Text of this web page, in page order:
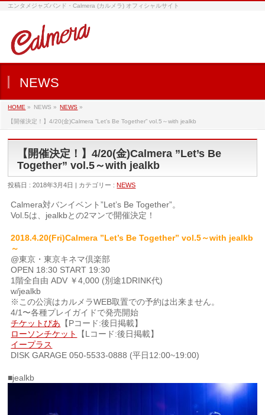
エンタメジャズバンド・Calmera (カルメラ) オフィシャルサイト
NEWS
HOME » NEWS » NEWS »
【開催決定！】4/20(金)Calmera ”Let’s Be Together” vol.5～with jealkb
【開催決定！】4/20(金)Calmera ”Let’s Be
Together” vol.5～with jealkb
投稿日 : 2018年3月4日 | カテゴリー :NEWS
Calmera対バンイベント”Let’s Be Together”。
Vol.5は、jealkbとの2マンで開催決定！
2018.4.20(Fri)Calmera ”Let’s Be Together” vol.5～with jealkb
～
@東京・東京キネマ倶楽部
OPEN 18:30 START 19:30
1階全自由 ADV ￥4,000 (別途1DRINK代)
w/jealkb
※この公演はカルメラWEB取置での予約は出来ません。
4/1〜各種プレイガイドで発売開始
チケットぴあ 【Pコード:後日掲載】
ローソンチケット
【Lコード:後日掲載】
イープラス
DISK GARAGE 050-5533-0888 (平日12:00~19:00)
■jealkb